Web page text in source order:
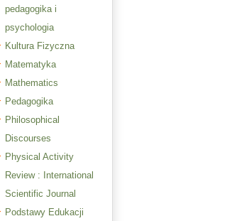
pedagogika i
psychologia
Kultura Fizyczna
Matematyka
Mathematics
Pedagogika
Philosophical
Discourses
Physical Activity
Review : International
Scientific Journal
Podstawy Edukacji